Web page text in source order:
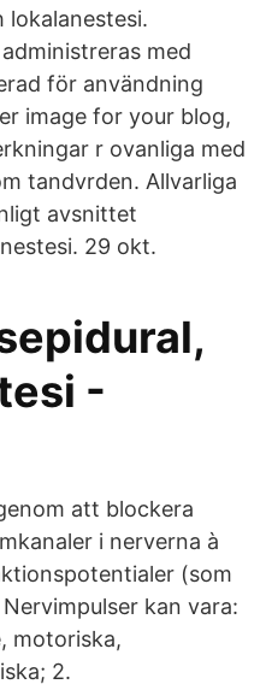
med
för användning
image for your blog,
r ovanliga med
tandvrden. Allvarliga
avsnittet
29 okt.
-
att blockera
i nerverna à
(som
kan vara:
motoriska,
2.